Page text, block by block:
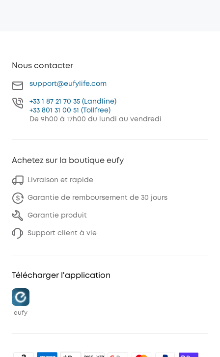
Nous contacter
support@eufylife.com
+33 1 87 21 70 35 (Landline)
+33 801 31 00 51 (Tollfree)
De 9h00 à 17h00 du lundi au vendredi
Achetez sur la boutique eufy
Livraison et rapide
Garantie de remboursement de 30 jours
Garantie produit
Support client à vie
Télécharger l'application
eufy